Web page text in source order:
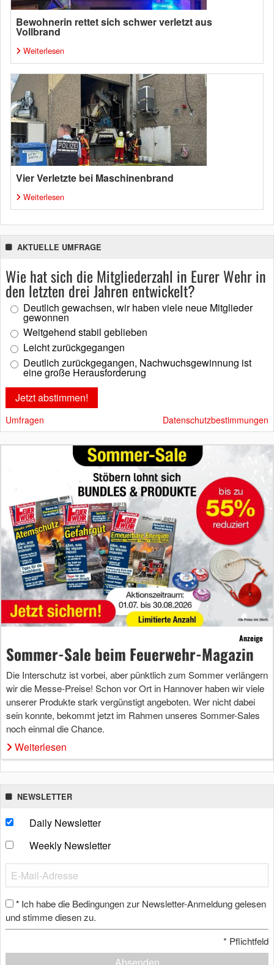
Bewohnerin rettet sich schwer verletzt aus
Vollbrand
Weiterlesen
Vier Verletzte bei Maschinenbrand
Weiterlesen
AKTUELLE UMFRAGE
Wie hat sich die Mitgliederzahl in Eurer Wehr in
den letzten drei Jahren entwickelt?
Deutlich gewachsen, wir haben viele neue Mitglieder
gewonnen
Weitgehend stabil geblieben
Leicht zurückgegangen
Deutlich zurückgegangen, Nachwuchsgewinnung ist
eine große Herausforderung
Umfragen Datenschutzbestimmungen
Anzeige
Sommer-Sale beim Feuerwehr-Magazin
Die Interschutz ist vorbei, aber pünktlich zum Sommer verlängern
wir die Messe-Preise! Schon vor Ort in Hannover haben wir viele
unserer Produkte stark vergünstigt angeboten. Wer nicht dabei
sein konnte, bekommt jetzt im Rahmen unseres Sommer-Sales
noch einmal die Chance.
Weiterlesen
NEWSLETTER
Daily Newsletter
Weekly Newsletter
* Ich habe die Bedingungen zur Newsletter-Anmeldung gelesen
und stimme diesen zu.
* Pflichtfeld